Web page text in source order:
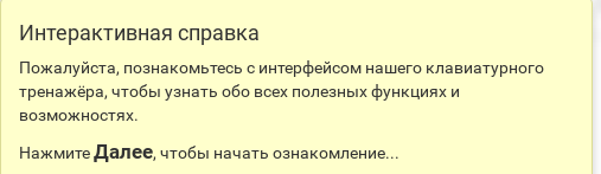
Интерактивная справка
Пожалуйста, познакомьтесь с интерфейсом нашего клавиатурного
тренажёра, чтобы узнать обо всех полезных функциях и
возможностях.
НажмитеДалее, чтобы начать ознакомление...